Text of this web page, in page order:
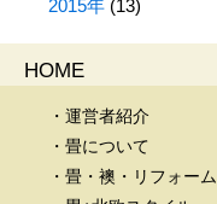
2015年 (13)
HOME
・運営者紹介
・畳について
・畳・襖・リフォーム